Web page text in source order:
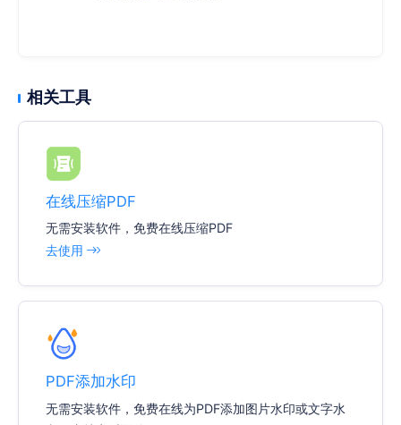
相关工具
在线压缩PDF
无需安装软件，免费在线压缩PDF
去使用
PDF添加水印
无需安装软件，免费在线为PDF添加图片水印或文字水